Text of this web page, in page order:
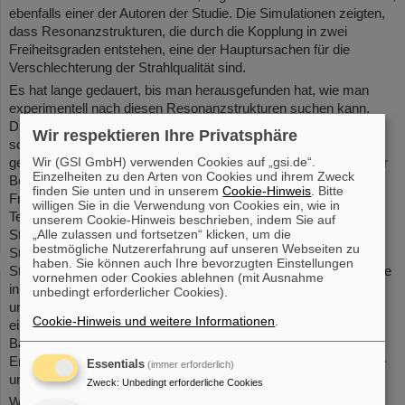
ebenfalls einer der Autoren der Studie. Die Simulationen zeigten,
dass Resonanzstrukturen, die durch die Kopplung in zwei
Freiheitsgraden entstehen, eine der Hauptursachen für die
Verschlechterung der Strahlqualität sind.
Es hat lange gedauert, bis man herausgefunden hat, wie man
experimentell nach diesen Resonanzstrukturen suchen kann.
Das liegt daran, dass sie vierdimensional sind und der Strahl
sowohl in der horizontalen als auch in der vertikalen Ebene
gemessen werden muss, um zu sehen, ob sie existieren. „In der
Beschleunigerphysik wird oft nur in einer Ebene gedacht“, fügt
Franchetti hinzu. Um zu messen, wie sich Resonanzen auf die
Teilchenbewegung auswirken, verwendeten die Forschenden
Strahlpositionsmonitore rund um das SPS. Bei etwa 3000
Strahldurchgängen wurde gemessen, ob sich die Teilchen im
Strahl sowohl in der horizontalen als auch in der vertikalen Ebene
in der Mitte oder weiter seitlich befanden. „Das Besondere an
unseren jüngsten Ergebnissen ist, dass sie zeigen, wie sich
einzelne Teilchen in einer gekoppelten Resonanz verhalten“, so
Bartosik weiter. „Wir können zeigen, dass die experimentellen
Ergebnisse mit dem übereinstimmen, was aufgrund von Theorie
und Simulation vorhergesagt wurde.“
Wir respektieren Ihre Privatsphäre
Wir (GSI GmbH) verwenden Cookies auf „gsi.de“.
Einzelheiten zu den Arten von Cookies und ihrem Zweck
finden Sie unten und in unseremCookie-Hinweis . Bitte
willigen Sie in die Verwendung von Cookies ein, wie in
unserem Cookie-Hinweis beschrieben, indem Sie auf
„Alle zulassen und fortsetzen“ klicken, um die
bestmögliche Nutzererfahrung auf unseren Webseiten zu
haben. Sie können auch Ihre bevorzugten Einstellungen
vornehmen oder Cookies ablehnen (mit Ausnahme
unbedingt erforderlicher Cookies).
Cookie-Hinweis und weitere Informationen
Essentials (immer erforderlich)
Zweck: Unbedingt erforderliche Cookies